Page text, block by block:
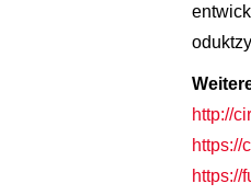
http://
https://
https://